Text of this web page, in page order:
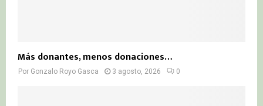
Más donantes, menos donaciones…
Por Gonzalo Royo Gasca 3 agosto, 2026 0